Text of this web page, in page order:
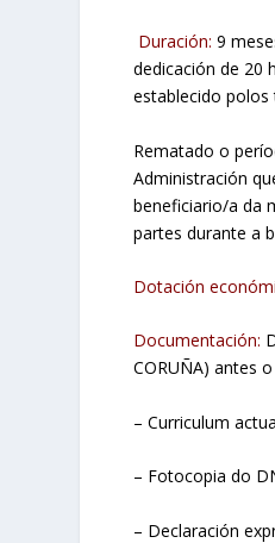
Duración: 9
dedicación de 20
establecido polos
Rematado o
Administración
beneficiario/a da
partes durante a
Dotación
Documentación:
CORUÑA) antes
– Curriculum
– Fotocopia do
– Declaración